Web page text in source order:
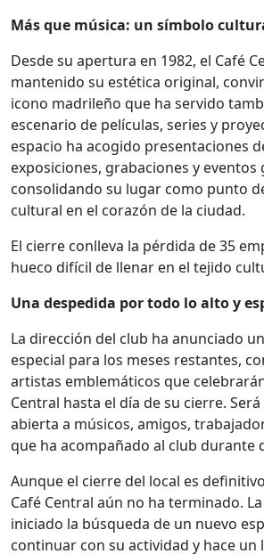
Más que música: un símbolo
Desde su apertura en 1982, el Café
mantenido su estética original,
icono madrileño que ha servido
escenario de películas, series y
espacio ha acogido presentaciones
exposiciones, grabaciones y
consolidando su lugar como punto
cultural en el corazón de la ciudad.
El cierre conlleva la pérdida de 35
hueco difícil de llenar en el tejido
Una despedida por todo lo alto y
La dirección del club ha anunciado
especial para los meses restantes,
artistas emblemáticos que
Central hasta el día de su cierre.
abierta a músicos, amigos,
que ha acompañado al club durante
Aunque el cierre del local es
Café Central aún no ha terminado.
iniciado la búsqueda de un nuevo
continuar con su actividad y hace un